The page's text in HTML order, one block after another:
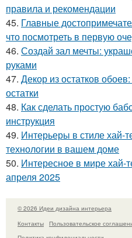
правила и рекомендации
45. Главные
что посмотреть в первую
46. Создай зал мечты:
руками
47. Декор из остатков
остатки
48. Как сделать простую
инструкция
49. Интерьеры в стиле хай-
технологии в вашем доме
50. Интересное в мире хай-
апреля 2025
© 2026 Идеи дизайна интерьера
Контакты
Пользовательское